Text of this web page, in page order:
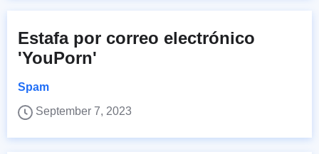
Estafa por correo electrónico
'YouPorn'
Spam
September 7, 2023